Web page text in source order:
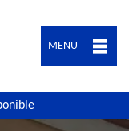
MENU